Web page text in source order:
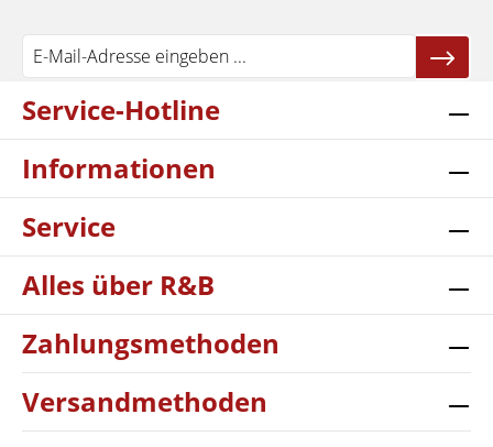
Service-Hotline
Informationen
Service
Alles über R&B
Zahlungsmethoden
Versandmethoden